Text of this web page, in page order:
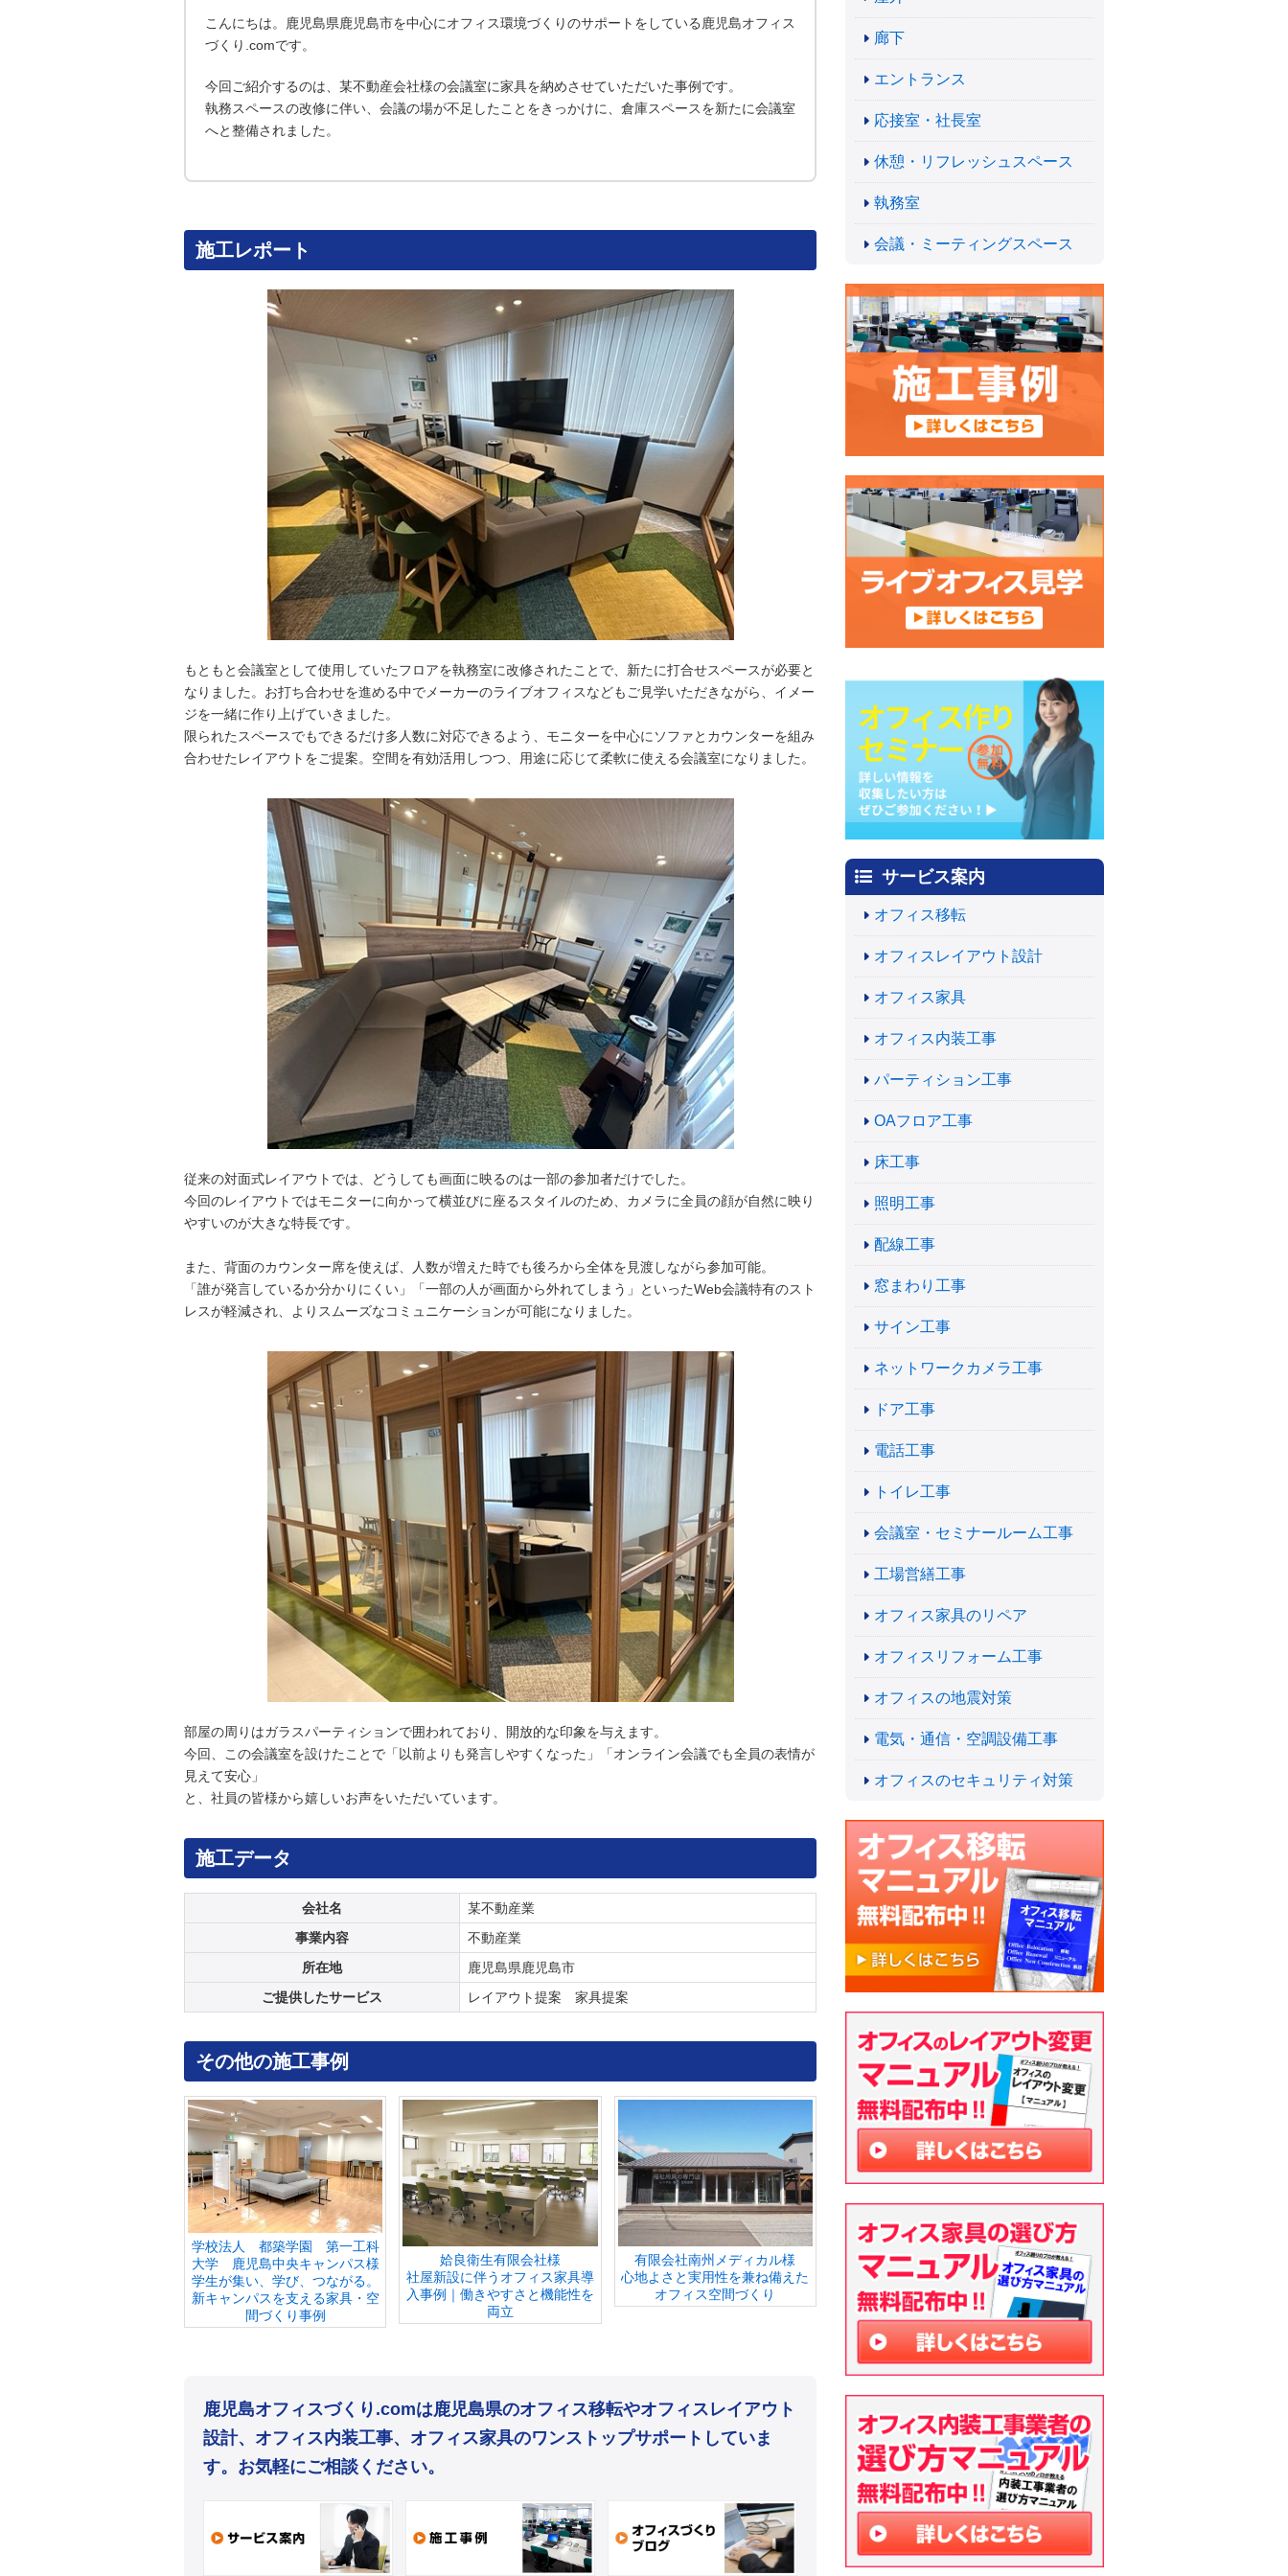
こんにちは。鹿児島県鹿児島市を中心にオフィス環境づくりのサポートをしている鹿児島オフィス
づくり.comです。
今回ご紹介するのは、某不動産会社様の会議室に家具を納めさせていただいた事例です。
執務スペースの改修に伴い、会議の場が不足したことをきっかけに、倉庫スペースを新たに会議室
へと整備されました。
施工レポート
もともと会議室として使用していたフロアを執務室に改修されたことで、新たに打合せスペースが必要と
なりました。お打ち合わせを進める中でメーカーのライブオフィスなどもご見学いただきながら、イメー
ジを一緒に作り上げていきました。
限られたスペースでもできるだけ多人数に対応できるよう、モニターを中心にソファとカウンターを組み
合わせたレイアウトをご提案。空間を有効活用しつつ、用途に応じて柔軟に使える会議室になりました。
従来の対面式レイアウトでは、どうしても画面に映るのは一部の参加者だけでした。
今回のレイアウトではモニターに向かって横並びに座るスタイルのため、カメラに全員の顔が自然に映り
やすいのが大きな特長です。
また、背面のカウンター席を使えば、人数が増えた時でも後ろから全体を見渡しながら参加可能。
「誰が発言しているか分かりにくい」「一部の人が画面から外れてしまう」といったWeb会議特有のスト
レスが軽減され、よりスムーズなコミュニケーションが可能になりました。
部屋の周りはガラスパーティションで囲われており、開放的な印象を与えます。
今回、この会議室を設けたことで「以前よりも発言しやすくなった」「オンライン会議でも全員の表情が
見えて安心」
と、社員の皆様から嬉しいお声をいただいています。
施工データ
会社名
某不動産業
事業内容
不動産業
所在地
鹿児島県鹿児島市
ご提供したサービス
レイアウト提案 家具提案
その他の施工事例
学校法人 都築学園 第一工科
大学 鹿児島中央キャンパス様
学生が集い、学び、つながる。
新キャンパスを支える家具・空
間づくり事例
姶良衛生有限会社様
社屋新設に伴うオフィス家具導
入事例｜働きやすさと機能性を
両立
有限会社南州メディカル様
心地よさと実用性を兼ね備えた
オフィス空間づくり
鹿児島オフィスづくり.comは鹿児島県のオフィス移転やオフィスレイアウト
設計、オフィス内装工事、オフィス家具のワンストップサポートしていま
す。お気軽にご相談ください。
廊下
エントランス
応接室・社長室
休憩・リフレッシュスペース
執務室
会議・ミーティングスペース
サービス案内
オフィス移転
オフィスレイアウト設計
オフィス家具
オフィス内装工事
パーティション工事
OAフロア工事
床工事
照明工事
配線工事
窓まわり工事
サイン工事
ネットワークカメラ工事
ドア工事
電話工事
トイレ工事
会議室・セミナールーム工事
工場営繕工事
オフィス家具のリペア
オフィスリフォーム工事
オフィスの地震対策
電気・通信・空調設備工事
オフィスのセキュリティ対策